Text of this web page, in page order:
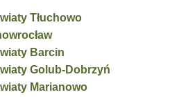
Tłuchowo
Barcin
Golub-Dobrzyń
Marianowo